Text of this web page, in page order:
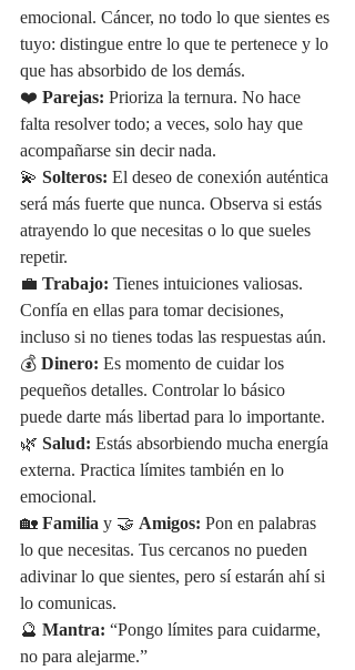
emocional. Cáncer, no todo lo que sientes es
tuyo: distingue entre lo que te pertenece y lo
que has absorbido de los demás.
❤️ Parejas: Prioriza la ternura. No hace
falta resolver todo; a veces, solo hay que
acompañarse sin decir nada.
💫 Solteros: El deseo de conexión auténtica
será más fuerte que nunca. Observa si estás
atrayendo lo que necesitas o lo que sueles
repetir.
💼 Trabajo: Tienes intuiciones valiosas.
Confía en ellas para tomar decisiones,
incluso si no tienes todas las respuestas aún.
💰 Dinero: Es momento de cuidar los
pequeños detalles. Controlar lo básico
puede darte más libertad para lo importante.
🌿 Salud: Estás absorbiendo mucha energía
externa. Practica límites también en lo
emocional.
🏡 Familia y 🤝 Amigos: Pon en palabras
lo que necesitas. Tus cercanos no pueden
adivinar lo que sientes, pero sí estarán ahí si
lo comunicas.
🔮 Mantra: “Pongo límites para cuidarme,
no para alejarme.”